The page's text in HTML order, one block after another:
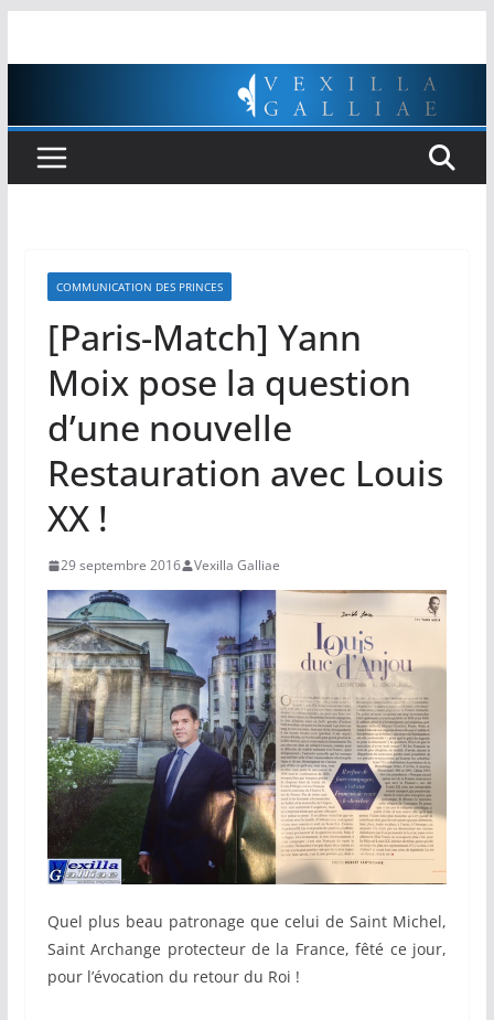
COMMUNICATION DES PRINCES
[Paris-Match] Yann
Moix pose la question
d’une nouvelle
Restauration avec Louis
XX !
29 septembre 2016 Vexilla Galliae
Quel plus beau patronage que celui de Saint Michel,
Saint Archange protecteur de la France, fêté ce jour,
pour l’évocation du retour du Roi !